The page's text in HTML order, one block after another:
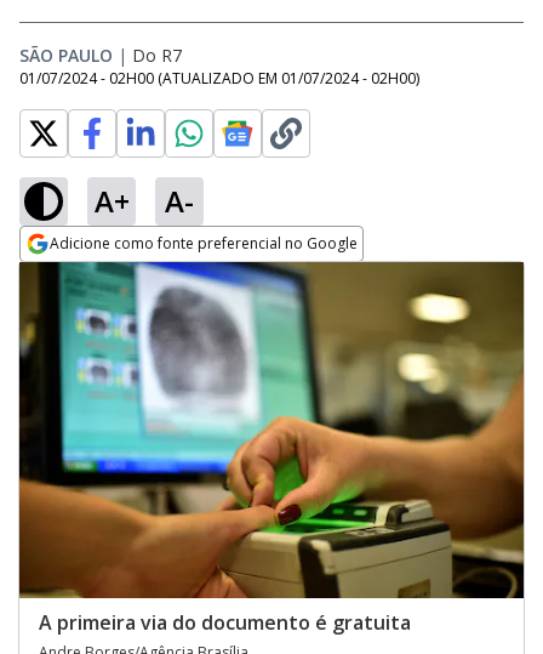
SÃO PAULO | Do R7
01/07/2024 - 02H00 (ATUALIZADO EM 01/07/2024 - 02H00)
A+ A-
Adicione como fonte preferencial no Google
Opens in new window
A primeira via do documento é gratuita